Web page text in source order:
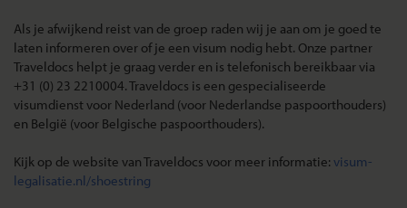
Als je afwijkend reist van de groep raden wij je aan om je goed te
laten informeren over of je een visum nodig hebt. Onze partner
Traveldocs helpt je graag verder en is telefonisch bereikbaar via
+31 (0) 23 2210004. Traveldocs is een gespecialiseerde
visumdienst voor Nederland (voor Nederlandse paspoorthouders)
en België (voor Belgische paspoorthouders).
Kijk op de website van Traveldocs voor meer informatie: visum-
legalisatie.nl/shoestring